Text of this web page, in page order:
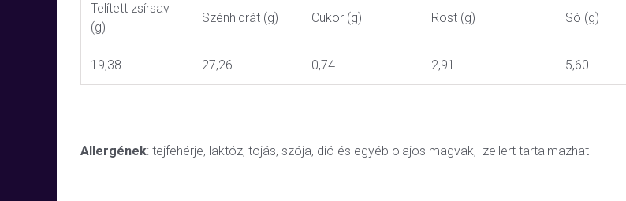
Telített zsírsav
(g)
Szénhidrát (g) Cukor (g) Rost (g) Só (g)
19,38 27,26 0,74 2,91 5,60
Allergének: tejfehérje, laktóz, tojás, szója, dió és egyéb olajos magvak, zellert tartalmazhat